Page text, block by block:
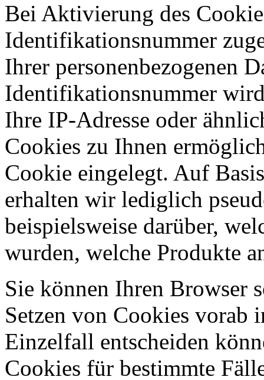
Bei Aktivierung des
Identifikationsnummer
Ihrer personenbezogenen
Identifikationsnummer
Ihre IP-Adresse oder
Cookies zu Ihnen
Cookie eingelegt. Auf
erhalten wir lediglich
beispielsweise darüber,
wurden, welche Produkte
Sie können Ihren Browser
Setzen von Cookies vorab
Einzelfall entscheiden
Cookies für bestimmte